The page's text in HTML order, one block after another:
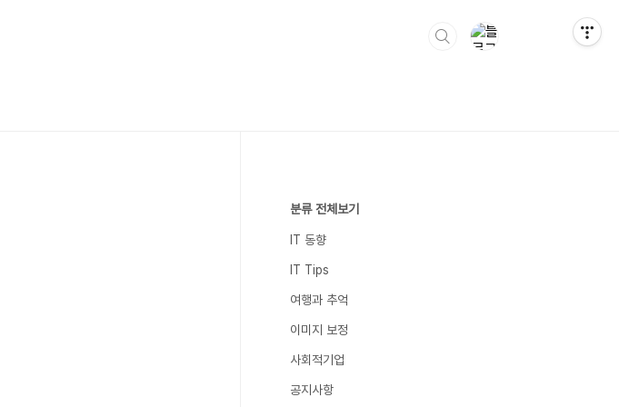
분류 전체보기
IT 동향
IT Tips
여행과 추억
이미지 보정
사회적기업
공지사항